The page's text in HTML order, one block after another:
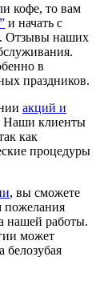
кофе, то вам
и начать с
. Отзывы наших
в
праздников.
акций и
Наши клиенты
как
процедуры
, вы сможете
пожелания
нашей работы.
может
белозубая